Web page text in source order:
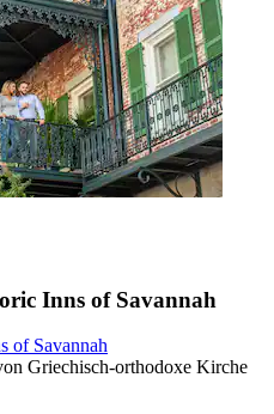
Inns of Savannah
of Savannah
Griechisch-orthodoxe Kirche